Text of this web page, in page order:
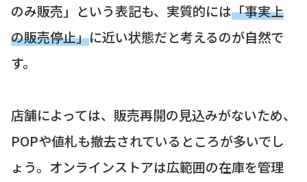
のみ販売」という表記も、実質的には「事実上
の販売停止」に近い状態だと考えるのが自然で
す。
店舗によっては、販売再開の見込みがないため、
POPや値札も撤去されているところが多いでし
ょう。オンラインストアは広範囲の在庫を管理